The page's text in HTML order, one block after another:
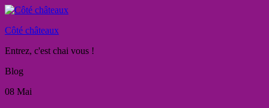
Côté châteaux
Entrez, c'est chai vous !
Blog
08 Mai